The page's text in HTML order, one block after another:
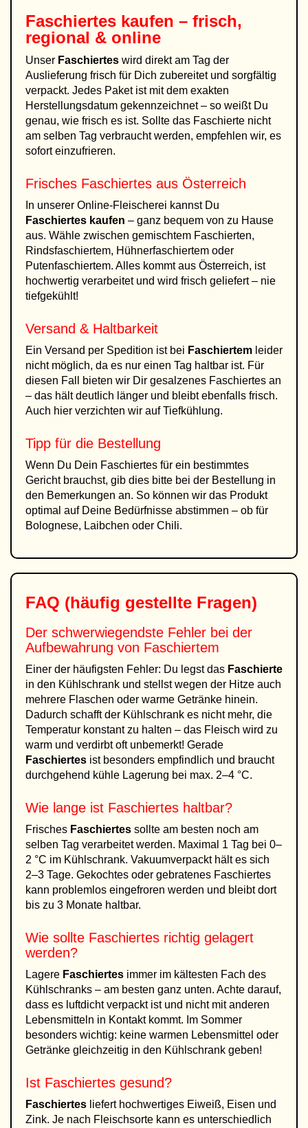
Faschiertes kaufen – frisch,
regional & online
Unser Faschiertes wird direkt am Tag der
Auslieferung frisch für Dich zubereitet und sorgfältig
verpackt. Jedes Paket ist mit dem exakten
Herstellungsdatum gekennzeichnet – so weißt Du
genau, wie frisch es ist. Sollte das Faschierte nicht
am selben Tag verbraucht werden, empfehlen wir, es
sofort einzufrieren.
Frisches Faschiertes aus Österreich
In unserer Online-Fleischerei kannst Du
Faschiertes kaufen – ganz bequem von zu Hause
aus. Wähle zwischen gemischtem Faschierten,
Rindsfaschiertem, Hühnerfaschiertem oder
Putenfaschiertem. Alles kommt aus Österreich, ist
hochwertig verarbeitet und wird frisch geliefert – nie
tiefgekühlt!
Versand & Haltbarkeit
Ein Versand per Spedition ist bei Faschiertem leider
nicht möglich, da es nur einen Tag haltbar ist. Für
diesen Fall bieten wir Dir gesalzenes Faschiertes an
– das hält deutlich länger und bleibt ebenfalls frisch.
Auch hier verzichten wir auf Tiefkühlung.
Tipp für die Bestellung
Wenn Du Dein Faschiertes für ein bestimmtes
Gericht brauchst, gib dies bitte bei der Bestellung in
den Bemerkungen an. So können wir das Produkt
optimal auf Deine Bedürfnisse abstimmen – ob für
Bolognese, Laibchen oder Chili.
FAQ (häufig gestellte Fragen)
Der schwerwiegendste Fehler bei der
Aufbewahrung von Faschiertem
Einer der häufigsten Fehler: Du legst das Faschierte
in den Kühlschrank und stellst wegen der Hitze auch
mehrere Flaschen oder warme Getränke hinein.
Dadurch schafft der Kühlschrank es nicht mehr, die
Temperatur konstant zu halten – das Fleisch wird zu
warm und verdirbt oft unbemerkt! Gerade
Faschiertes ist besonders empfindlich und braucht
durchgehend kühle Lagerung bei max. 2–4 °C.
Wie lange ist Faschiertes haltbar?
Frisches Faschiertes sollte am besten noch am
selben Tag verarbeitet werden. Maximal 1 Tag bei 0–
2 °C im Kühlschrank. Vakuumverpackt hält es sich
2–3 Tage. Gekochtes oder gebratenes Faschiertes
kann problemlos eingefroren werden und bleibt dort
bis zu 3 Monate haltbar.
Wie sollte Faschiertes richtig gelagert
werden?
Lagere Faschiertes immer im kältesten Fach des
Kühlschranks – am besten ganz unten. Achte darauf,
dass es luftdicht verpackt ist und nicht mit anderen
Lebensmitteln in Kontakt kommt. Im Sommer
besonders wichtig: keine warmen Lebensmittel oder
Getränke gleichzeitig in den Kühlschrank geben!
Ist Faschiertes gesund?
Faschiertes liefert hochwertiges Eiweiß, Eisen und
Zink. Je nach Fleischsorte kann es unterschiedlich